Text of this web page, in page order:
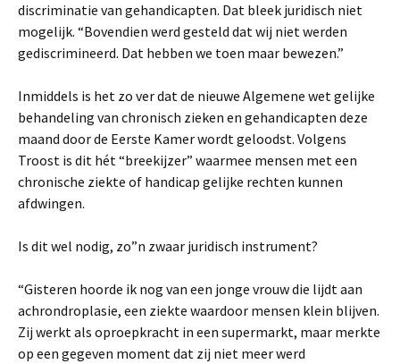
discriminatie van gehandicapten. Dat bleek juridisch niet
mogelijk. “Bovendien werd gesteld dat wij niet werden
gediscrimineerd. Dat hebben we toen maar bewezen.”
Inmiddels is het zo ver dat de nieuwe Algemene wet gelijke
behandeling van chronisch zieken en gehandicapten deze
maand door de Eerste Kamer wordt geloodst. Volgens
Troost is dit hét “breekijzer” waarmee mensen met een
chronische ziekte of handicap gelijke rechten kunnen
afdwingen.
Is dit wel nodig, zo”n zwaar juridisch instrument?
“Gisteren hoorde ik nog van een jonge vrouw die lijdt aan
achrondroplasie, een ziekte waardoor mensen klein blijven.
Zij werkt als oproepkracht in een supermarkt, maar merkte
op een gegeven moment dat zij niet meer werd